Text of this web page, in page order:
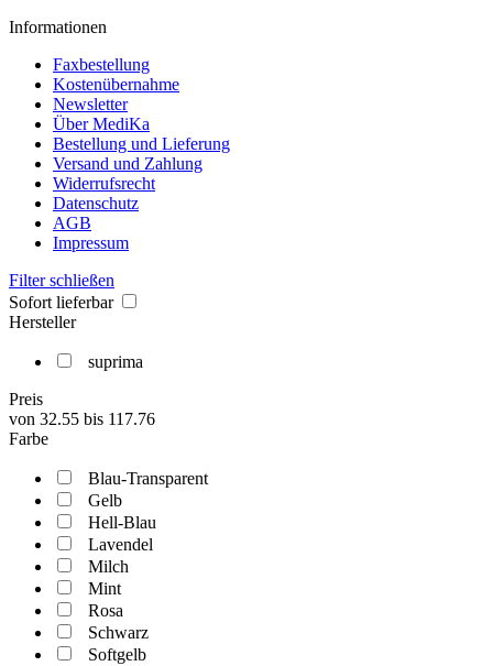
Informationen
Faxbestellung
Kostenübernahme
Newsletter
Über MediKa
Bestellung und Lieferung
Versand und Zahlung
Widerrufsrecht
Datenschutz
AGB
Impressum
Filter schließen
Sofort lieferbar
Hersteller
suprima
Preis
von 32.55 bis 117.76
Farbe
Blau-Transparent
Gelb
Hell-Blau
Lavendel
Milch
Mint
Rosa
Schwarz
Softgelb